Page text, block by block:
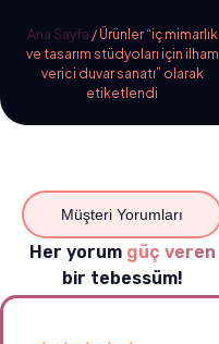
Ana Sayfa / Ürünler “iç mimarlık
ve tasarım stüdyoları için ilham
verici duvar sanatı” olarak
etiketlendi
Müşteri Yorumları
Her yorum güç veren
bir tebessüm!